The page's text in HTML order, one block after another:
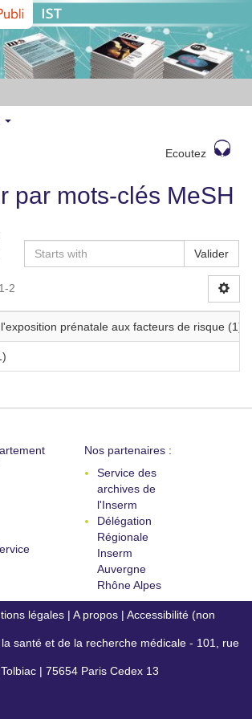
Ecoutez
par mots-clés MeSH
Valider
2
prénatale aux facteurs de risque (1)
Nos partenaires :
Service des
archives de
l'Inserm
Délégation
Régionale
Inserm
Auvergne
Rhône Alpes
légales | A propos | Accessibilité (non
conforme)
santé et de la recherche médicale - 101, rue
| 75654 Paris Cedex 13